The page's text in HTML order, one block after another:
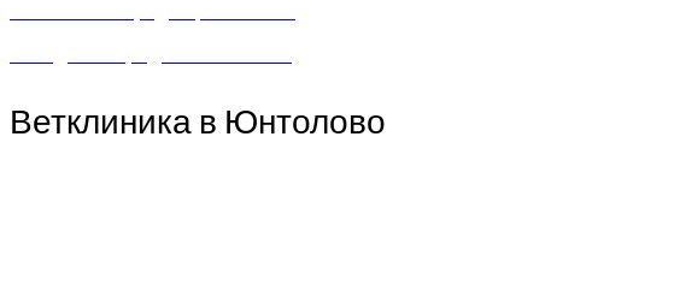
Ветклиника в Юнтолово